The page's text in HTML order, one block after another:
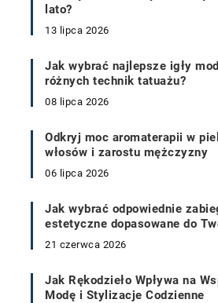
lato?
13 lipca 2026
Jak wybrać najlepsze igły
różnych technik tatuażu?
08 lipca 2026
Odkryj moc aromaterapii w
włosów i zarostu mężczyzny
06 lipca 2026
Jak wybrać odpowiednie
estetyczne dopasowane do
21 czerwca 2026
Jak Rękodzieło Wpływa na
Modę i Stylizacje Codzienne